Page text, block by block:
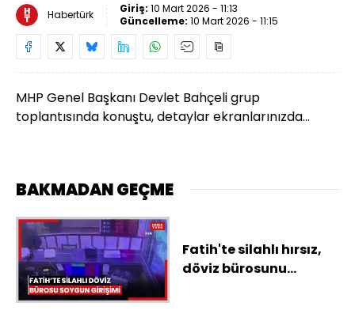
Habertürk Giriş: 10 Mart 2026 - 11:13
Güncelleme: 10 Mart 2026 - 11:15
MHP Genel Başkanı Devlet Bahçeli grup
toplantısında konuştu, detaylar ekranlarınızda...
BAKMADAN GEÇME
Fatih'te silahlı hırsız,
döviz bürosunu